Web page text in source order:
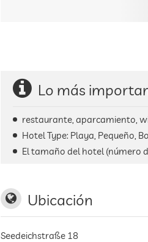
Lo más
restaurante, aparcamiento,
Hotel Type: Playa, Pequeño,
El tamaño del hotel (número
Ubicación
Seedeichstraße 18